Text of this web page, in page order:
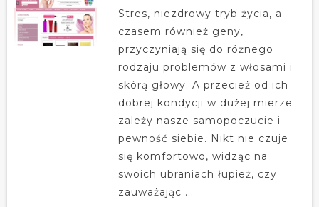
Stres, niezdrowy tryb życia, a
czasem również geny,
przyczyniają się do różnego
rodzaju problemów z włosami i
skórą głowy. A przecież od ich
dobrej kondycji w dużej mierze
zależy nasze samopoczucie i
pewność siebie. Nikt nie czuje
się komfortowo, widząc na
swoich ubraniach łupież, czy
zauważając ...